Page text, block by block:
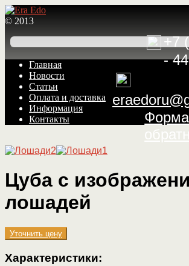
+7
-
Форма
© 2013
Перейти
навигации
Перейти
содержимому
Главная
Новости
Статьи
Оплата и доставка
Информация
Контакты
Цуба с
лошадей
Уточнить цену
Характеристики: